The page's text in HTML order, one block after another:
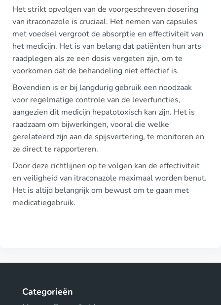
Het strikt opvolgen van de voorgeschreven dosering
van itraconazole is cruciaal. Het nemen van capsules
met voedsel vergroot de absorptie en effectiviteit van
het medicijn. Het is van belang dat patiënten hun arts
raadplegen als ze een dosis vergeten zijn, om te
voorkomen dat de behandeling niet effectief is.
Bovendien is er bij langdurig gebruik een noodzaak
voor regelmatige controle van de leverfuncties,
aangezien dit medicijn hepatotoxisch kan zijn. Het is
raadzaam om bijwerkingen, vooral die welke
gerelateerd zijn aan de spijsvertering, te monitoren en
ze direct te rapporteren.
Door deze richtlijnen op te volgen kan de effectiviteit
en veiligheid van itraconazole maximaal worden benut.
Het is altijd belangrijk om bewust om te gaan met
medicatiegebruik.
Categorieën